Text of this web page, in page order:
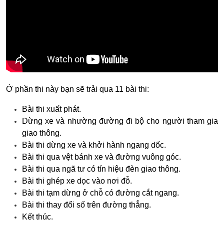
Ở phần thi này bạn sẽ trải qua 11 bài thi:
Bài thi xuất phát.
Dừng xe và nhường đường đi bộ cho người tham gia
giao thông.
Bài thi dừng xe và khởi hành ngang dốc.
Bài thi qua vệt bánh xe và đường vuông góc.
Bài thi qua ngã tư có tín hiệu đèn giao thông.
Bài thi ghép xe dọc vào nơi đỗ.
Bài thi tạm dừng ở chỗ có đường cắt ngang.
Bài thi thay đổi số trên đường thẳng.
Kết thúc.